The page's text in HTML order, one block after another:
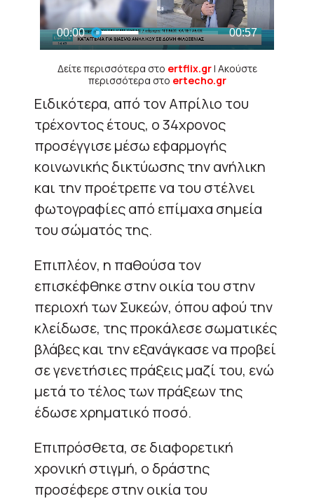
Δείτε περισσότερα στο ertflix.gr| Ακούστε
περισσότερα στο ertecho.gr
Ειδικότερα, από τον Απρίλιο του
τρέχοντος έτους, ο 34χρονος
προσέγγισε μέσω εφαρμογής
κοινωνικής δικτύωσης την ανήλικη
και την προέτρεπε να του στέλνει
φωτογραφίες από επίμαχα σημεία
του σώματός της.
Επιπλέον, η παθούσα τον
επισκέφθηκε στην οικία του στην
περιοχή των Συκεών, όπου αφού την
κλείδωσε, της προκάλεσε σωματικές
βλάβες και την εξανάγκασε να προβεί
σε γενετήσιες πράξεις μαζί του, ενώ
μετά το τέλος των πράξεων της
έδωσε χρηματικό ποσό.
Επιπρόσθετα, σε διαφορετική
χρονική στιγμή, ο δράστης
προσέφερε στην οικία του